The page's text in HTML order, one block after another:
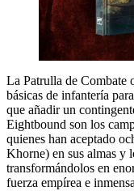
La Patrulla de Combate
básicas de infantería
que añadir un
Eightbound son los
quienes han aceptado
Khorne) en sus almas y
transformándolos en
fuerza empírea e